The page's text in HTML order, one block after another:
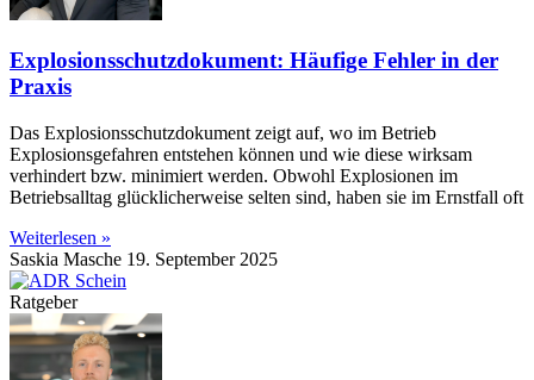
Explosionsschutzdokument: Häufige Fehler in der
Praxis
Das Explosionsschutzdokument zeigt auf, wo im Betrieb
Explosionsgefahren entstehen können und wie diese wirksam
verhindert bzw. minimiert werden. Obwohl Explosionen im
Betriebsalltag glücklicherweise selten sind, haben sie im Ernstfall oft
Weiterlesen »
Saskia Masche 19. September 2025
Ratgeber